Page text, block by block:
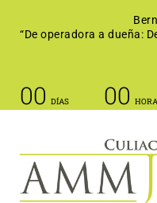
Saltar
“De operadora a dueña:
00 DÍAS 00